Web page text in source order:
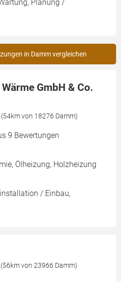
Planung /
in Damm vergleichen
GmbH & Co.
von 18276 Damm)
9 Bewertungen
Ölheizung, Holzheizung
/ Einbau,
von 23966 Damm)